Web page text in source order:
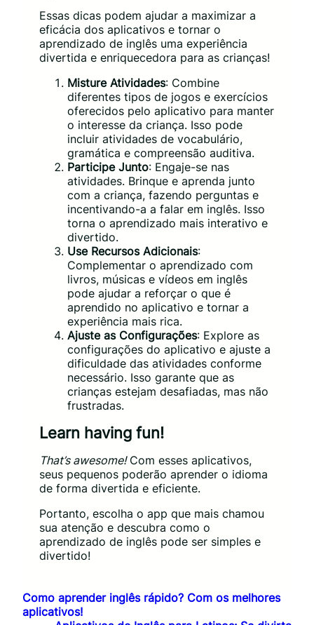
Essas dicas podem ajudar a maximizar a
eficácia dos aplicativos e tornar o
aprendizado de inglês uma experiência
divertida e enriquecedora para as crianças!
Misture Atividades: Combine
diferentes tipos de jogos e exercícios
oferecidos pelo aplicativo para manter
o interesse da criança. Isso pode
incluir atividades de vocabulário,
gramática e compreensão auditiva.
Participe Junto: Engaje-se nas
atividades. Brinque e aprenda junto
com a criança, fazendo perguntas e
incentivando-a a falar em inglês. Isso
torna o aprendizado mais interativo e
divertido.
Use Recursos Adicionais:
Complementar o aprendizado com
livros, músicas e vídeos em inglês
pode ajudar a reforçar o que é
aprendido no aplicativo e tornar a
experiência mais rica.
Ajuste as Configurações: Explore as
configurações do aplicativo e ajuste a
dificuldade das atividades conforme
necessário. Isso garante que as
crianças estejam desafiadas, mas não
frustradas.
Learn having fun!
That’s awesome!Com esses aplicativos,
seus pequenos poderão aprender o idioma
de forma divertida e eficiente.
Portanto, escolha o app que mais chamou
sua atenção e descubra como o
aprendizado de inglês pode ser simples e
divertido!
Como aprender inglês rápido? Com os melhores
aplicativos!